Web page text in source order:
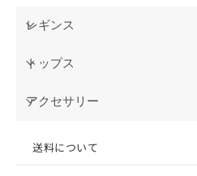
レギンス
トップス
アクセサリー
送料について